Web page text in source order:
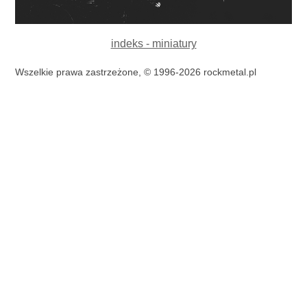
indeks - miniatury
Wszelkie prawa zastrzeżone, © 1996-2026 rockmetal.pl